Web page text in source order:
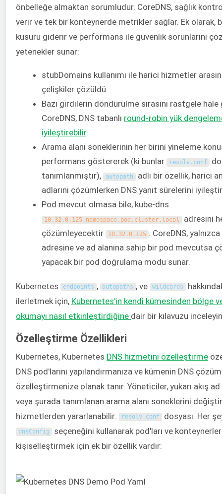
önbelleğe almaktan sorumludur. CoreDNS, sağlık
verir ve tek bir konteynerde metrikler sağlar. Ek olarak,
kusuru giderir ve performans ile güvenlik sorunlarını
yetenekler sunar:
stubDomains kullanımı ile harici hizmetler
çelişkiler çözüldü.
Bazı girdilerin döndürülme sırasını rastgele
CoreDNS, DNS tabanlı round-robin yük
iyileştirebilir.
Arama alanı soneklerinin her birini yineleme
performans göstererek (ki bunlar
resolv. conf
tanımlanmıştır),
autopath adlı bir özellik, harici
adlarını çözümlerken DNS yanıt sürelerini
Pod mevcut olmasa bile, kube-dns
10.32.0.125.namespace.pod.cluster.local adresini
çözümleyecektir
10.32.0.125 . CoreDNS,
adresine ve ad alanına sahip bir pod mevcutsa
yapacak bir pod doğrulama modu sunar.
Kubernetes endpoints , autopaths , ve wildcards
ilerletmek için, Kubernetes'in kendi kümesinden bölge
okumayı nasıl etkinleştirdiğine dair bir kılavuzu
Özelleştirme Özellikleri
Kubernetes, Kubernetes DNS hizmetini özelleştirme
DNS pod'larını yapılandırmanıza ve kümenin DNS
özelleştirmenize olanak tanır. Yöneticiler, yukarı akış ad
veya şurada tanımlanan arama alanı soneklerini
hizmetlerden yararlanabilir:
resolv. conf dosyası. Her
dnsConfig seçeneğini kullanarak pod'ları ve
kişiselleştirmek için ek bir özellik vardır: